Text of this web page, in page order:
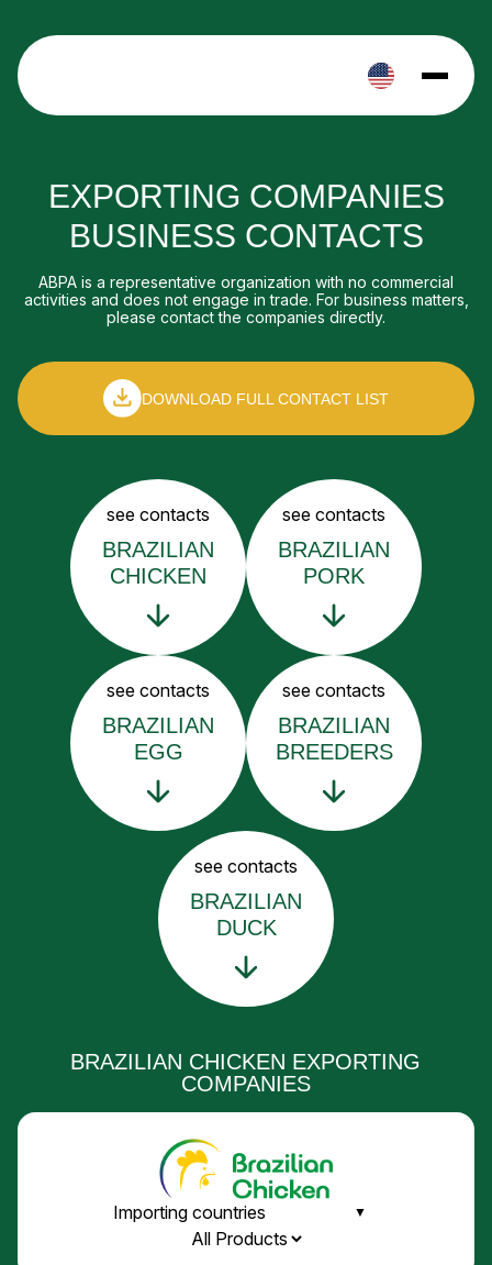
EXPORTING COMPANIES
BUSINESS CONTACTS
ABPA is a representative organization with no commercial
activities and does not engage in trade. For business matters,
please contact the companies directly.
DOWNLOAD FULL CONTACT LIST
see contacts
BRAZILIAN
CHICKEN
see contacts
BRAZILIAN
PORK
see contacts
BRAZILIAN
EGG
see contacts
BRAZILIAN
BREEDERS
see contacts
BRAZILIAN
DUCK
BRAZILIAN CHICKEN EXPORTING
COMPANIES